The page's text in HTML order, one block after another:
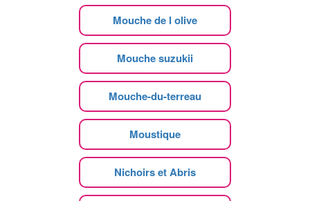
Mouche de l olive
Mouche suzukii
Mouche-du-terreau
Moustique
Nichoirs et Abris